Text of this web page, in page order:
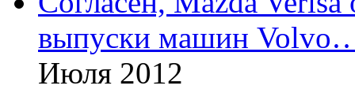
выпуски машин
Июля 2012